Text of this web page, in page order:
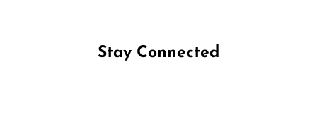
Stay Connected